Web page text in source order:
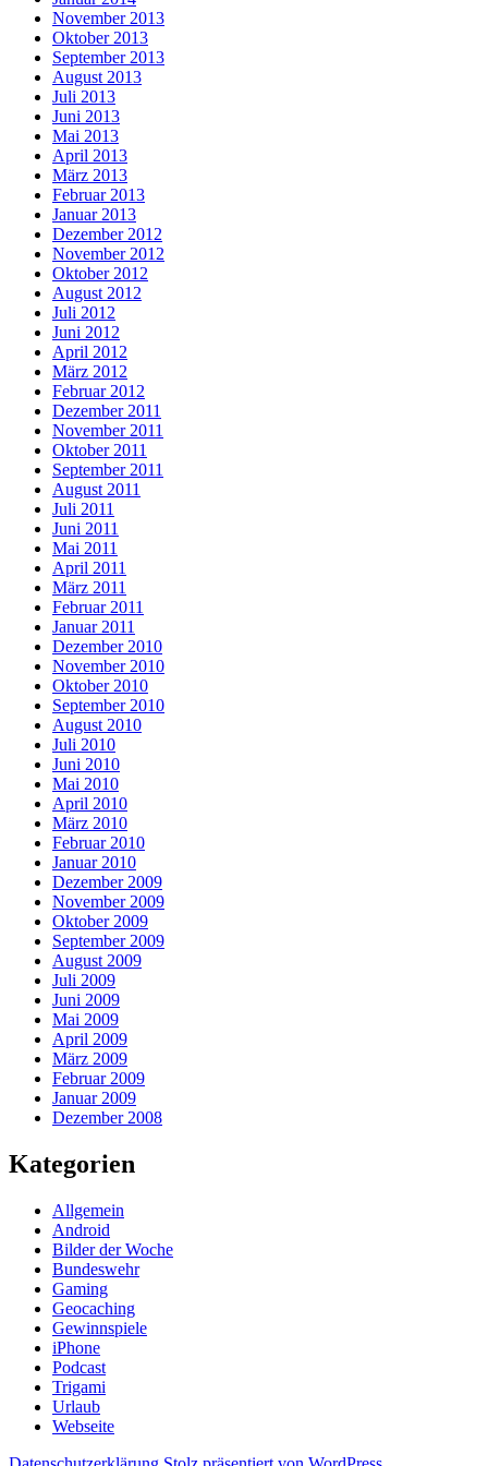
November 2013
Oktober 2013
September 2013
August 2013
Juli 2013
Juni 2013
Mai 2013
April 2013
März 2013
Februar 2013
Januar 2013
Dezember 2012
November 2012
Oktober 2012
August 2012
Juli 2012
Juni 2012
April 2012
März 2012
Februar 2012
Dezember 2011
November 2011
Oktober 2011
September 2011
August 2011
Juli 2011
Juni 2011
Mai 2011
April 2011
März 2011
Februar 2011
Januar 2011
Dezember 2010
November 2010
Oktober 2010
September 2010
August 2010
Juli 2010
Juni 2010
Mai 2010
April 2010
März 2010
Februar 2010
Januar 2010
Dezember 2009
November 2009
Oktober 2009
September 2009
August 2009
Juli 2009
Juni 2009
Mai 2009
April 2009
März 2009
Februar 2009
Januar 2009
Dezember 2008
Kategorien
Allgemein
Android
Bilder der Woche
Bundeswehr
Gaming
Geocaching
Gewinnspiele
iPhone
Podcast
Trigami
Urlaub
Webseite